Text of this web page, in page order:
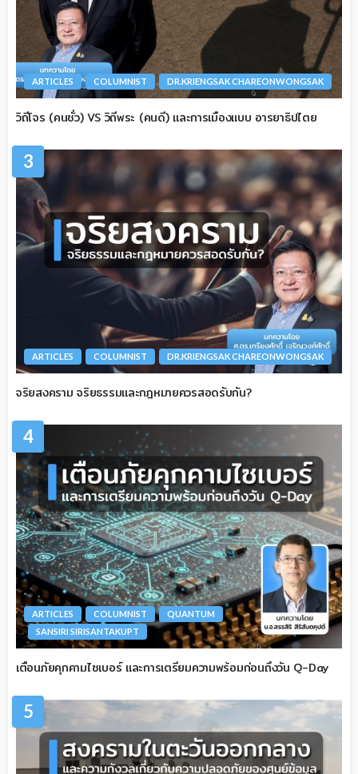
ARTICLES COLUMNIST DR.KRIENGSAK CHAREONWONGSAK
วิถีโจร (คนชั่ว) VS วิถีพระ (คนดี) และการเมืองแบบ อารยาธิปไตย
3
ARTICLES COLUMNIST DR.KRIENGSAK CHAREONWONGSAK
จริยสงคราม จริยธรรมและกฎหมายควรสอดรับกัน?
4
ARTICLES COLUMNIST
QUANTUM
SANSIRI SIRISANTAKUPT
เตือนภัยคุกคามไซเบอร์ และการเตรียมความพร้อมก่อนถึงวัน Q-Day
5